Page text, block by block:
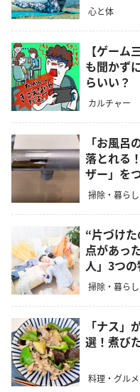
心と体
【ゲー
も聞かず
らいい？
カルチャー
「お風呂
落とれる
ザー」を
掃除・暮らし
“片づけ
点があっ
人」3つ
掃除・暮らし
「ナス
選！煮び
料理・グルメ